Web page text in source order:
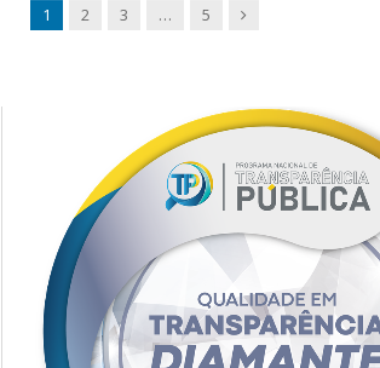
1 2 3 … 5 Next